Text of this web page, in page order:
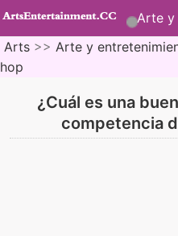
Arte y
Arts >> Arte y
hop
¿Cuál es una
competencia